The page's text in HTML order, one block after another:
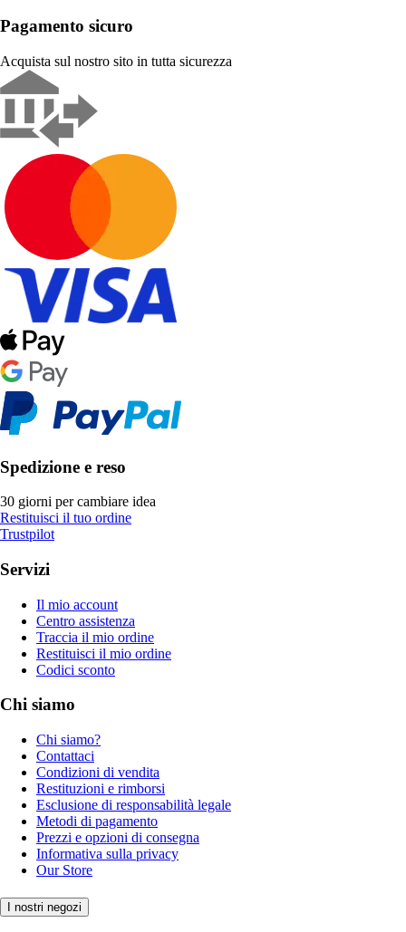
Pagamento sicuro
Acquista sul nostro sito in tutta sicurezza
Spedizione e reso
30 giorni per cambiare idea
Restituisci il tuo ordine
Trustpilot
Servizi
Il mio account
Centro assistenza
Traccia il mio ordine
Restituisci il mio ordine
Codici sconto
Chi siamo
Chi siamo?
Contattaci
Condizioni di vendita
Restituzioni e rimborsi
Esclusione di responsabilità legale
Metodi di pagamento
Prezzi e opzioni di consegna
Informativa sulla privacy
Our Store
I nostri negozi